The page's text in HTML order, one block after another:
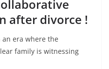
after divorce !
era where the
family is witnessing